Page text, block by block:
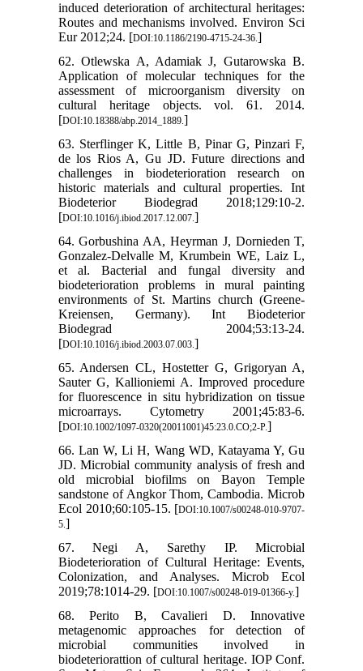
induced deterioration of architectural heritages:
Routes and mechanisms involved. Environ Sci
Eur 2012;24. [DOI:10.1186/2190-4715-24-36.]
62. Otlewska A, Adamiak J, Gutarowska B.
Application of molecular techniques for the
assessment of microorganism diversity on
cultural heritage objects. vol. 61. 2014.
[DOI:10.18388/abp.2014_1889.]
63. Sterflinger K, Little B, Pinar G, Pinzari F,
de los Rios A, Gu JD. Future directions and
challenges in biodeterioration research on
historic materials and cultural properties. Int
Biodeterior Biodegrad 2018;129:10-2.
[DOI:10.1016/j.ibiod.2017.12.007.]
64. Gorbushina AA, Heyrman J, Dornieden T,
Gonzalez-Delvalle M, Krumbein WE, Laiz L,
et al. Bacterial and fungal diversity and
biodeterioration problems in mural painting
environments of St. Martins church (Greene-
Kreiensen, Germany). Int Biodeterior
Biodegrad 2004;53:13-24.
[DOI:10.1016/j.ibiod.2003.07.003.]
65. Andersen CL, Hostetter G, Grigoryan A,
Sauter G, Kallioniemi A. Improved procedure
for fluorescence in situ hybridization on tissue
microarrays. Cytometry 2001;45:83-6.
[DOI:10.1002/1097-0320(20011001)45:23.0.CO;2-P.]
66. Lan W, Li H, Wang WD, Katayama Y, Gu
JD. Microbial community analysis of fresh and
old microbial biofilms on Bayon Temple
sandstone of Angkor Thom, Cambodia. Microb
Ecol 2010;60:105-15. [DOI:10.1007/s00248-010-9707-
5.]
67. Negi A, Sarethy IP. Microbial
Biodeterioration of Cultural Heritage: Events,
Colonization, and Analyses. Microb Ecol
2019;78:1014-29. [DOI:10.1007/s00248-019-01366-y.]
68. Perito B, Cavalieri D. Innovative
metagenomic approaches for detection of
microbial communities involved in
biodeteriorattion of cultural heritage. IOP Conf.